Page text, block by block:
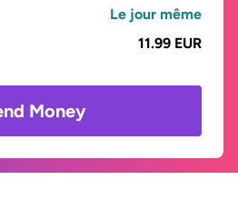
Le jour même
11.99 EUR
Money